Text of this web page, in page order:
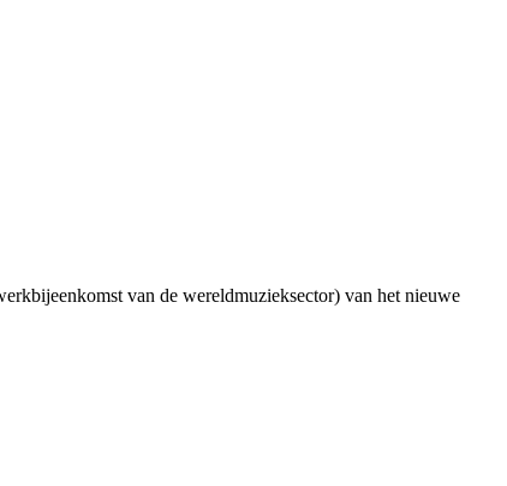
van de wereldmuzieksector) van het nieuwe